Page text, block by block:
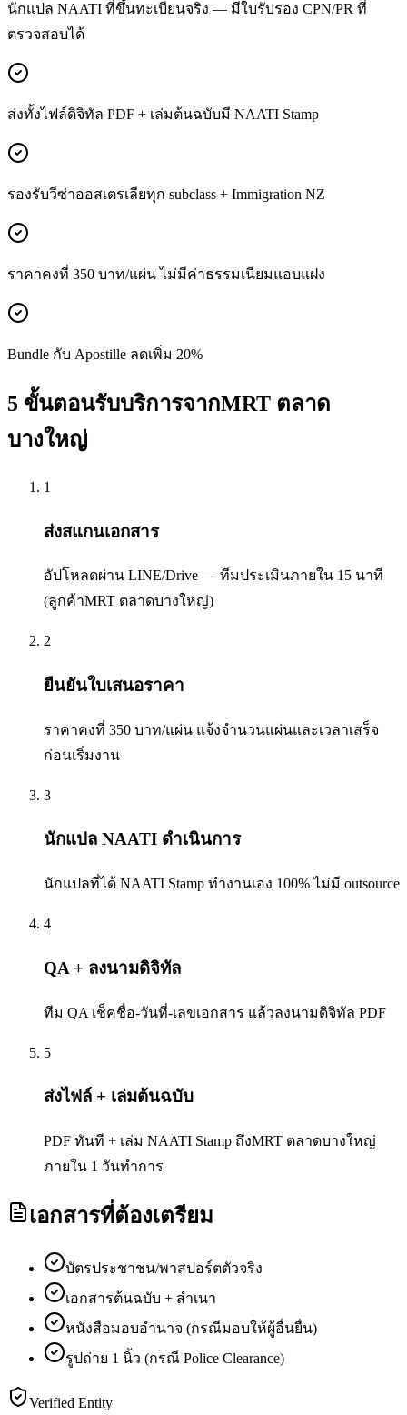
นักแปล NAATI ที่ขึ้นทะเบียนจริง — มีใบรับรอง CPN/PR ที่
ตรวจสอบได้
ส่งทั้งไฟล์ดิจิทัล PDF + เล่มต้นฉบับมี NAATI Stamp
รองรับวีซ่าออสเตรเลียทุก subclass + Immigration NZ
ราคาคงที่ 350 บาท/แผ่น ไม่มีค่าธรรมเนียมแอบแฝง
Bundle กับ Apostille ลดเพิ่ม 20%
5 ขั้นตอนรับบริการจากMRT ตลาด
บางใหญ่
1
ส่งสแกนเอกสาร
อัปโหลดผ่าน LINE/Drive — ทีมประเมินภายใน 15 นาที
(ลูกค้าMRT ตลาดบางใหญ่)
2
ยืนยันใบเสนอราคา
ราคาคงที่ 350 บาท/แผ่น แจ้งจำนวนแผ่นและเวลาเสร็จ
ก่อนเริ่มงาน
3
นักแปล NAATI ดำเนินการ
นักแปลที่ได้ NAATI Stamp ทำงานเอง 100% ไม่มี outsource
4
QA + ลงนามดิจิทัล
ทีม QA เช็คชื่อ-วันที่-เลขเอกสาร แล้วลงนามดิจิทัล PDF
5
ส่งไฟล์ + เล่มต้นฉบับ
PDF ทันที + เล่ม NAATI Stamp ถึงMRT ตลาดบางใหญ่
ภายใน 1 วันทำการ
เอกสารที่ต้องเตรียม
บัตรประชาชน/พาสปอร์ตตัวจริง
เอกสารต้นฉบับ + สำเนา
หนังสือมอบอำนาจ (กรณีมอบให้ผู้อื่นยื่น)
รูปถ่าย 1 นิ้ว (กรณี Police Clearance)
Verified Entity